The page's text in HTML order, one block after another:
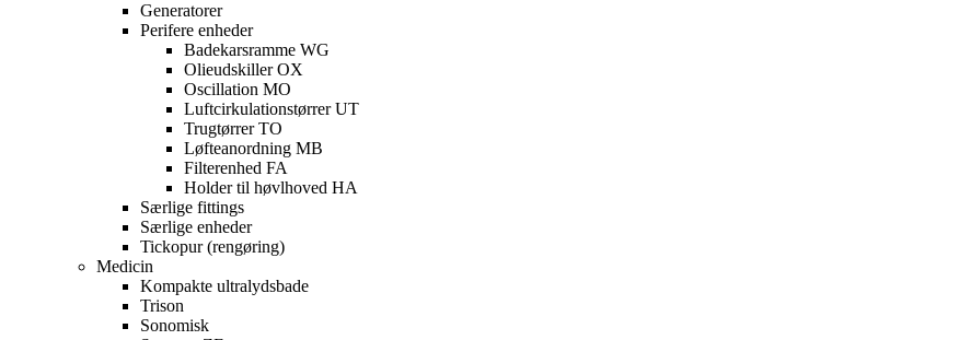
Generatorer
Perifere enheder
Badekarsramme WG
Olieudskiller OX
Oscillation MO
Luftcirkulationstørrer UT
Trugtørrer TO
Løfteanordning MB
Filterenhed FA
Holder til høvlhoved HA
Særlige fittings
Særlige enheder
Tickopur (rengøring)
Medicin
Kompakte ultralydsbade
Trison
Sonomisk